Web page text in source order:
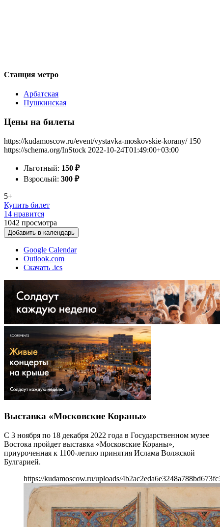
Станция метро
Арбатская
Пушкинская
Цены на билеты
https://kudamoscow.ru/event/vystavka-moskovskie-korany/ 150
https://schema.org/InStock 2022-10-24T01:49:00+03:00
Льготный: 150 ₽
Взрослый: 300 ₽
5+
Купить билет
14 нравится
1042 просмотра
Добавить в календарь
Google Calendar
Outlook.com
Скачать .ics
Выставка «Московские Кораны»
С 3 ноября по 18 декабря 2022 года в Государственном музее
Востока пройдет выставка «Московские Кораны»,
приуроченная к 1100-летию принятия Ислама Волжской
Булгарией.
https://kudamoscow.ru/uploads/